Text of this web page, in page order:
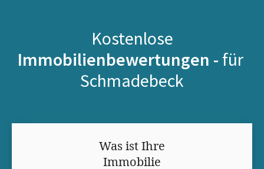
Kostenlose
Immobilienbewertungen - für
Schmadebeck
Was ist Ihre
Immobilie